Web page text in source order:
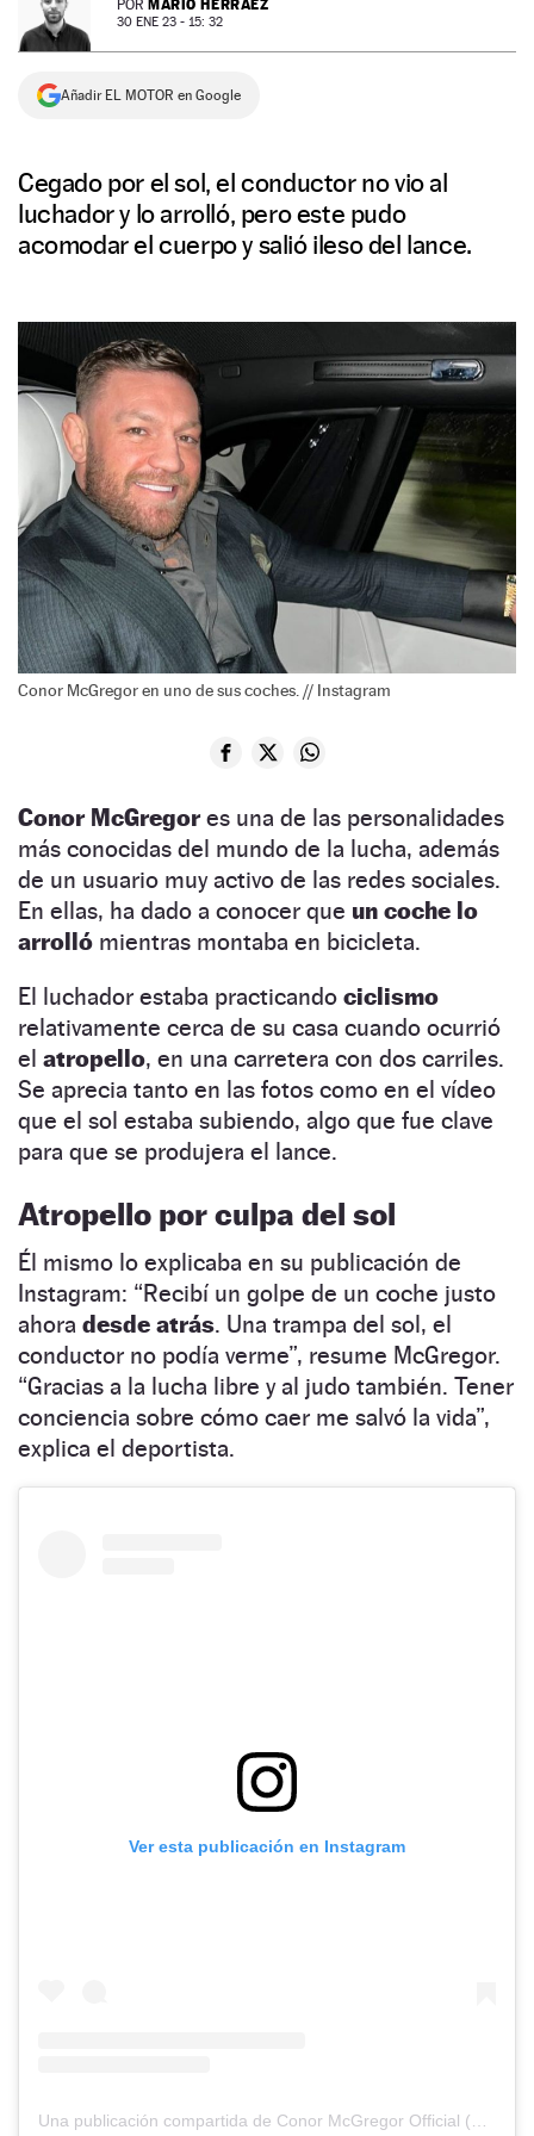
NEWSLETTER
SÍGUENOS
POR MARIO HERRÁEZ
30 ENE 23 - 15: 32
Añadir EL MOTOR en Google
Cegado por el sol, el conductor no vio al
luchador y lo arrolló, pero este pudo
acomodar el cuerpo y salió ileso del lance.
Conor McGregor en uno de sus coches. // Instagram
Conor McGregores una de las personalidades
más conocidas del mundo de la lucha, además
de un usuario muy activo de las redes sociales.
En ellas, ha dado a conocer que un coche lo
arrolló mientras montaba en bicicleta.
El luchador estaba practicando ciclismo
relativamente cerca de su casa cuando ocurrió
el atropello, en una carretera con dos carriles.
Se aprecia tanto en las fotos como en el vídeo
que el sol estaba subiendo, algo que fue clave
para que se produjera el lance.
Atropello por culpa del sol
Él mismo lo explicaba en su publicación de
Instagram: “Recibí un golpe de un coche justo
ahora desde atrás. Una trampa del sol, el
conductor no podía verme”, resume McGregor.
“Gracias a la lucha libre y al judo también. Tener
conciencia sobre cómo caer me salvó la vida”,
explica el deportista.
Ver esta publicación en Instagram
Una publicación compartida de Conor McGregor Official (@thenotoriousmma)